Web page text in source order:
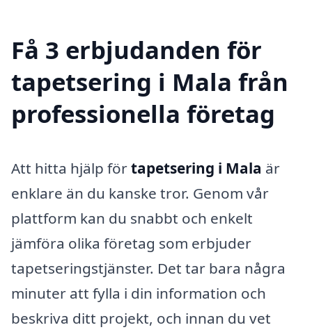
Få 3 erbjudanden för
tapetsering i Mala från
professionella företag
Att hitta hjälp förtapetsering i Mala är
enklare än du kanske tror. Genom vår
plattform kan du snabbt och enkelt
jämföra olika företag som erbjuder
tapetseringstjänster. Det tar bara några
minuter att fylla i din information och
beskriva ditt projekt, och innan du vet